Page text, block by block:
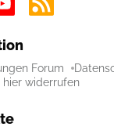
Forum
widerrufen